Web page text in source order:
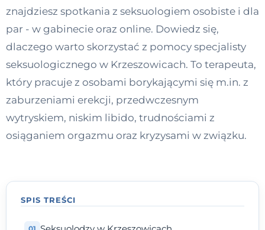
Diagnozy psychologiczne
Testy psychologiczne
Dawka wiedzy
Dla specjalistów
Kontakt
znajdziesz spotkania z seksuologiem osobiste i dla
par - w gabinecie oraz online. Dowiedz się,
dlaczego warto skorzystać z pomocy specjalisty
seksuologicznego w Krzeszowicach. To terapeuta,
który pracuje z osobami borykającymi się m.in. z
zaburzeniami erekcji, przedwczesnym
wytryskiem, niskim libido, trudnościami z
osiąganiem orgazmu oraz kryzysami w związku.
SPIS TREŚCI